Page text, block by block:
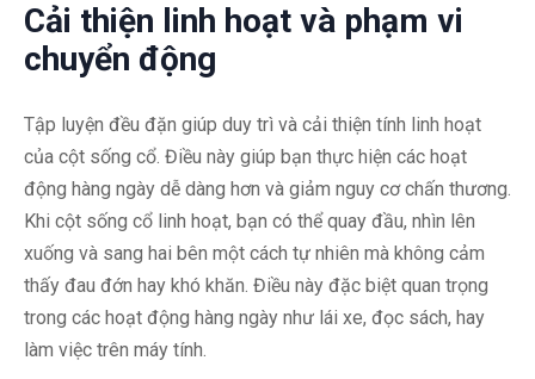
Cải thiện linh hoạt và phạm vi
chuyển động
Tập luyện đều đặn giúp duy trì và cải thiện tính linh hoạt
của cột sống cổ. Điều này giúp bạn thực hiện các hoạt
động hàng ngày dễ dàng hơn và giảm nguy cơ chấn thương.
Khi cột sống cổ linh hoạt, bạn có thể quay đầu, nhìn lên
xuống và sang hai bên một cách tự nhiên mà không cảm
thấy đau đớn hay khó khăn. Điều này đặc biệt quan trọng
trong các hoạt động hàng ngày như lái xe, đọc sách, hay
làm việc trên máy tính.